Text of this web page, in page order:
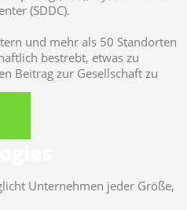
(SDDC).
und mehr als 50 Standorten
bestrebt, etwas zu
Beitrag zur Gesellschaft zu
Unternehmen jeder Größe,